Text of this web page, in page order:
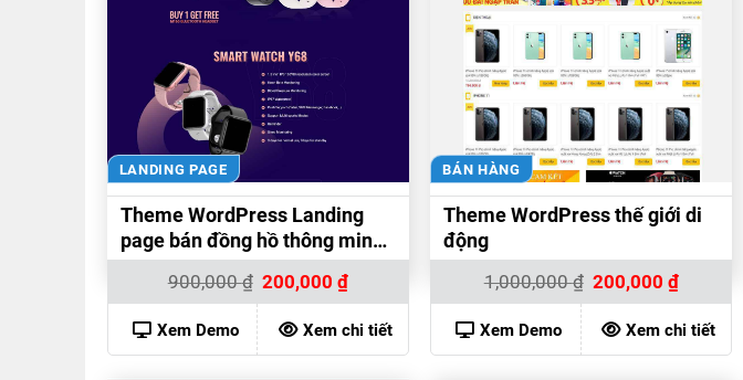
LANDING PAGE
Theme WordPress Landing
page bán đồng hồ thông minh
smartwatch 02
900,000₫ Giá
gốc
là:
900,000 ₫.
200,000 ₫Giá
hiện
tại
là:
200,000 ₫.
Xem Demo Xem chi tiết
BÁN HÀNG
Theme WordPress thế giới di
động
1,000,000₫ Giá
gốc
là:
1,000,000 ₫.
200,000 ₫Giá
hiện
tại
là:
200,000 ₫.
Xem Demo Xem chi tiết